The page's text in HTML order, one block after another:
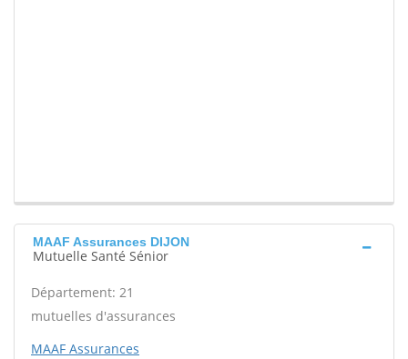
MAAF Assurances DIJON
Mutuelle Santé Sénior
Département: 21
mutuelles d'assurances
MAAF Assurances